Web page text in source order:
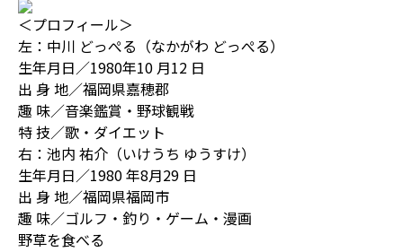
＜プロフィール＞
左：中川 どっぺる（なかがわ どっぺる）
生年月日／1980年10 月12 日
出 身 地／福岡県嘉穂郡
趣 味／音楽鑑賞・野球観戦
特 技／歌・ダイエット
右：池内 祐介（いけうち ゆうすけ）
生年月日／1980 年8月29 日
出 身 地／福岡県福岡市
趣 味／ゴルフ・釣り・ゲーム・漫画
野草を食べる